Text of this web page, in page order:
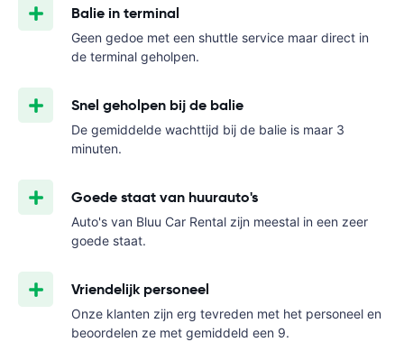
Balie in terminal
Geen gedoe met een shuttle service maar direct in
de terminal geholpen.
Snel geholpen bij de balie
De gemiddelde wachttijd bij de balie is maar 3
minuten.
Goede staat van huurauto's
Auto's van Bluu Car Rental zijn meestal in een zeer
goede staat.
Vriendelijk personeel
Onze klanten zijn erg tevreden met het personeel en
beoordelen ze met gemiddeld een 9.